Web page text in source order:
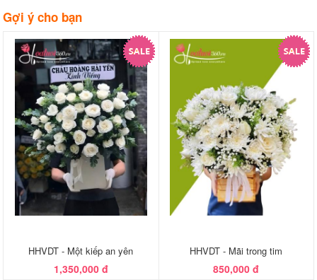
Gợi ý cho bạn
HHVDT - Một kiếp an yên
1,350,000 đ
HHVDT - Mãi trong tim
850,000 đ